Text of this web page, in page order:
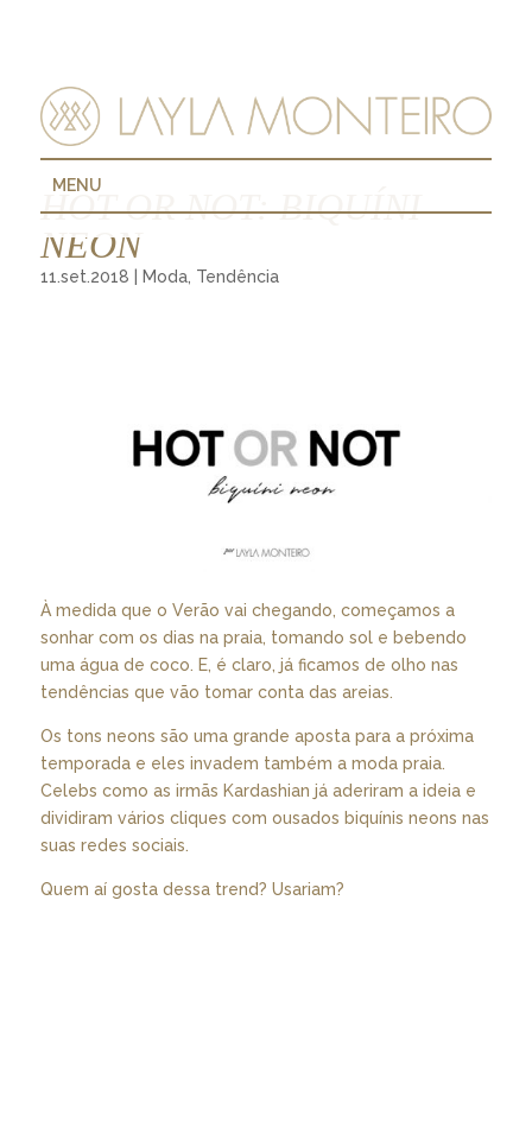
MENU
HOT OR NOT: BIQUÍNI
NEON
11.set.2018 Moda, Tendência
À medida que o Verão vai chegando, começamos a
sonhar com os dias na praia, tomando sol e bebendo
uma água de coco. E, é claro, já ficamos de olho nas
tendências que vão tomar conta das areias.
Os tons neons são uma grande aposta para a próxima
temporada e eles invadem também a moda praia.
Celebs como as irmãs Kardashian já aderiram a ideia e
dividiram vários cliques com ousados biquínis neons nas
suas redes sociais.
Quem aí gosta dessa trend? Usariam?